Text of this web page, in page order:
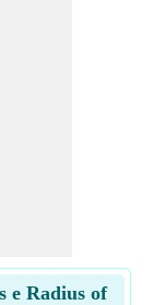
e Radius of